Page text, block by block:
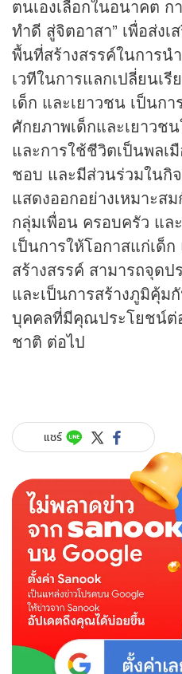
ตนเองเลือกในอนาคต ก
ทำดี สู่จิตอาสา” เพื่อส่งเ
พื้นที่สร้างสรรค์ในการน
เวทีในการแลกเปลี่ยนเ
เด็ก และเยาวชน เป็นก
ศักยภาพเด็กและเยาวช
และการใช้ชีวิตเป็นพลเ
ชอบ และมีส่วนร่วมในกิ
แสดงออกอย่างเหมาะส
กลุ่มเพื่อน ครอบครัว แล
เป็นการให้โอกาสแก่เด็
สร้างสรรค์ สามารถจุด
และเป็นการสร้างภูมิคุ้ม
บุคคลที่มีคุณประโยชน์ต่
ชาติ ต่อไป
แชร์